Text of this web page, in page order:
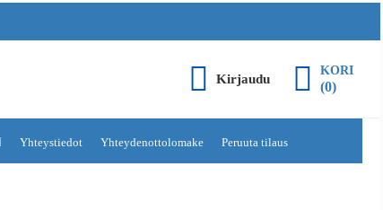
Kirjaudu
KORI
(0)
Yhteystiedot Yhteydenottolomake Peruuta tilaus